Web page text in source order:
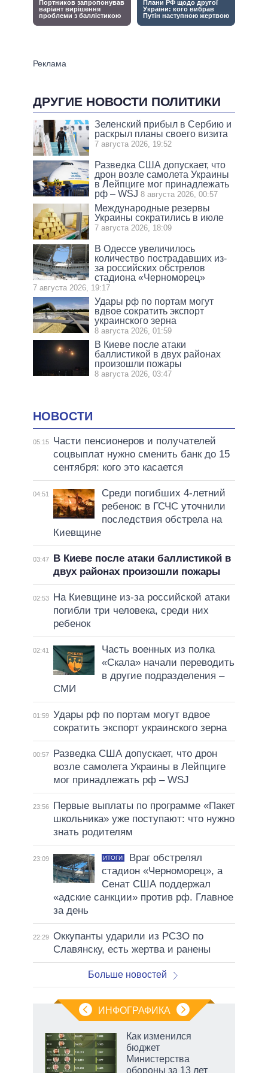
ДРУГИЕ НОВОСТИ ПОЛИТИКИ
Зеленский прибыл в Сербию и
раскрыл планы своего визита
7 августа 2026, 19:52
Разведка США допускает, что
дрон возле самолета Украины
в Лейпциге мог принадлежать
рф – WSJ 8 августа 2026, 00:57
Международные резервы
Украины сократились в июле
7 августа 2026, 18:09
В Одессе увеличилось
количество пострадавших из-
за российских обстрелов
стадиона «Черноморец»
7 августа 2026, 19:17
Удары рф по портам могут
вдвое сократить экспорт
украинского зерна
8 августа 2026, 01:59
В Киеве после атаки
баллистикой в двух районах
произошли пожары
8 августа 2026, 03:47
НОВОСТИ
05:15
Части пенсионеров и получателей
соцвыплат нужно сменить банк до 15
сентября: кого это касается
04:51
Среди погибших 4-летний
ребенок: в ГСЧС уточнили
последствия обстрела на
Киевщине
03:47
В Киеве после атаки баллистикой в
двух районах произошли пожары
02:53
На Киевщине из-за российской атаки
погибли три человека, среди них
ребенок
02:41
Часть военных из полка
«Скала» начали переводить
в другие подразделения –
СМИ
01:59 Удары рф по портам могут вдвое
сократить экспорт украинского зерна
00:57
Разведка США допускает, что дрон
возле самолета Украины в Лейпциге
мог принадлежать рф – WSJ
23:56
Первые выплаты по программе «Пакет
школьника» уже поступают: что нужно
знать родителям
23:09 ИТОГИ
Враг обстрелял
стадион «Черноморец», а
Сенат США поддержал
«адские санкции» против рф. Главное
за день
22:29 Оккупанты ударили из РСЗО по
Славянску, есть жертва и ранены
Больше новостей
ИНФОГРАФИКА
Как изменился
бюджет
Министерства
обороны за 13 лет